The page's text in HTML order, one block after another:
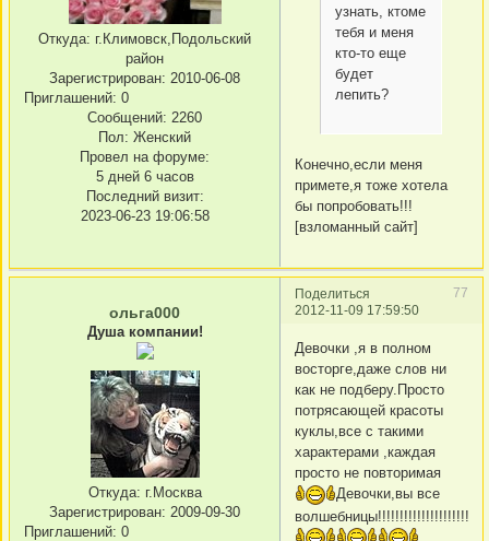
Откуда: г.Климовск,Подольский
район
Зарегистрирован: 2010-06-08
Приглашений: 0
Сообщений: 2260
Пол: Женский
Провел на форуме:
5 дней 6 часов
Последний визит:
2023-06-23 19:06:58
узнать, ктоме
тебя и меня
кто-то еще
будет
лепить?
Конечно,если меня
примете,я тоже хотела
бы попробовать!!!
[взломанный сайт]
Поделиться
77
2012-11-09 17:59:50
ольга000
Душа компании!
Откуда: г.Москва
Зарегистрирован: 2009-09-30
Приглашений: 0
Девочки ,я в полном
восторге,даже слов ни
как не подберу.Просто
потрясающей красоты
куклы,все с такими
характерами ,каждая
просто не повторимая
Девочки,вы все